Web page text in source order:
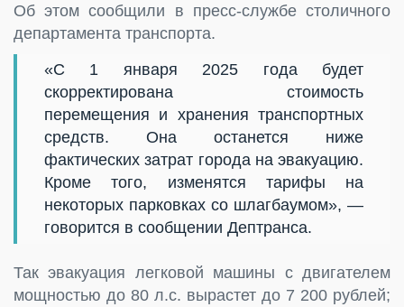
Об этом сообщили в пресс-службе столичного
департамента транспорта.
«С 1 января 2025 года будет
скорректирована стоимость
перемещения и хранения транспортных
средств. Она останется ниже
фактических затрат города на эвакуацию.
Кроме того, изменятся тарифы на
некоторых парковках со шлагбаумом», —
говорится в сообщении Дептранса.
Так эвакуация легковой машины с двигателем
мощностью до 80 л.с. вырастет до 7 200 рублей;